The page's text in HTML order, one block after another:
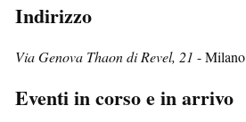
Indirizzo
Via Genova Thaon di Revel, 21 - Milano
Eventi in corso e in arrivo